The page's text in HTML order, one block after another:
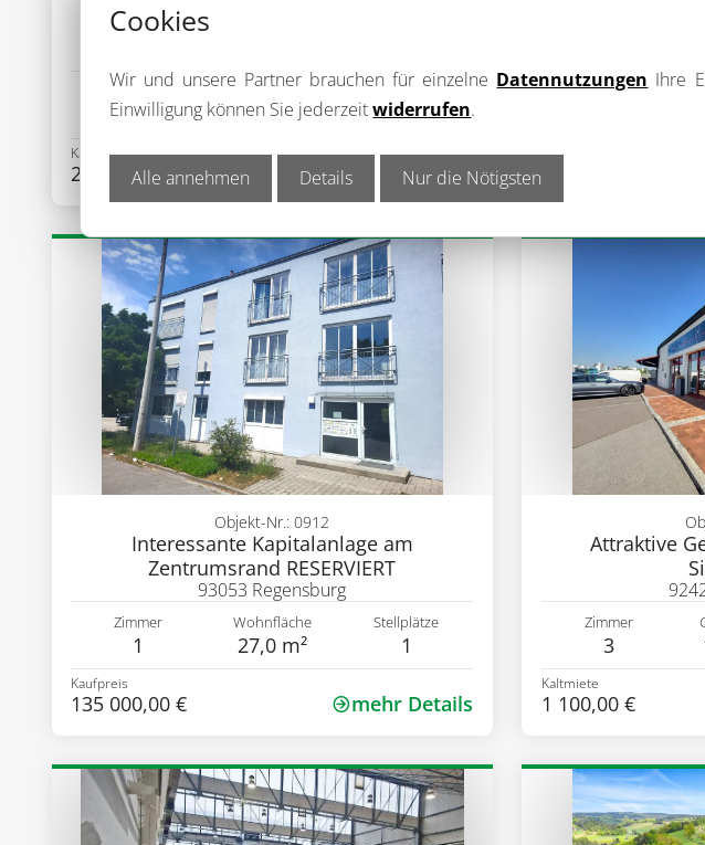
Neubauhalle in 1A Lage (provisionsfrei)
93073 Neutraubling
Gesamtfläche
3 748,0 m²
Art
Gewerbe
Kaltmiete
29 250,00 € mehr Details
Zimmer
Kaltmiete
Interessante Kapitalanlage am
Zentrumsrand RESERVIERT
Objekt-Nr.: 0912
93053 Regensburg
Zimmer
1
Wohnfläche
27,0 m²
Stellplätze
1
Kaufpreis
135 000,00 € mehr Details
Attraktive
Zimmer
3
Kaltmiete
1 100,00 €
Cookies
Wir und unsere Partner brauchen für einzelne Datennutzungen Ihre
Einwilligung können Sie jederzeitwiderrufen.
Alle annehmen Details Nur die Nötigsten